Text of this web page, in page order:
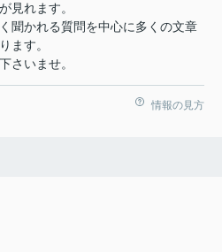
見れます。
聞かれる質問を中心に多くの文章
ます。
さいませ。
情報の見方